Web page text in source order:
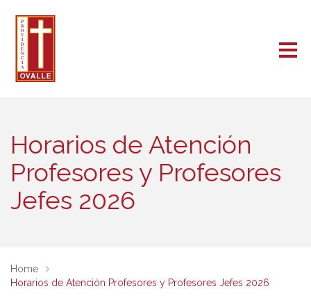
Horarios de Atención
Profesores y Profesores
Jefes 2026
Home
Horarios de Atención Profesores y Profesores Jefes 2026